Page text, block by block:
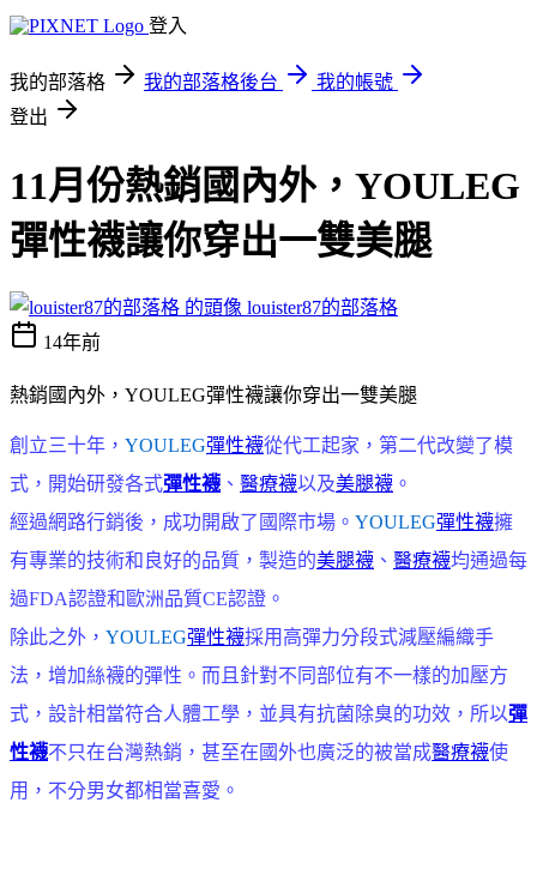
登入
我的部落格 我的部落格後台
我的帳號
登出
11月份熱銷國內外，YOULEG
彈性襪讓你穿出一雙美腿
louister87的部落格
14年前
熱銷國內外，YOULEG彈性襪讓你穿出一雙美腿
創立三十年， YOULEG彈性襪從代工起家，第二代改變了模
式，開始研發各式彈性襪 、 醫療襪以及美腿襪 。
經過網路行銷後，成功開啟了國際市場。 YOULEG彈性襪擁
有專業的技術和良好的品質，製造的美腿襪 、 醫療襪均通過每
過FDA認證和歐洲品質CE認證。
除此之外， YOULEG彈性襪採用高彈力分段式減壓編織手
法，增加絲襪的彈性。而且針對不同部位有不一樣的加壓方
式，設計相當符合人體工學，並具有抗菌除臭的功效，所以彈
性襪不只在台灣熱銷，甚至在國外也廣泛的被當成醫療襪使
用，不分男女都相當喜愛。